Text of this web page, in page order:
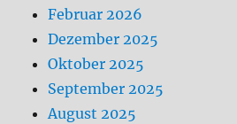
Februar 2026
Dezember 2025
Oktober 2025
September 2025
August 2025